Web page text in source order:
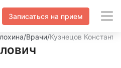
Записаться на прием
/Врачи/Кузнецов